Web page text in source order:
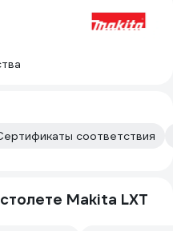
и
соответствия
Makita LXT